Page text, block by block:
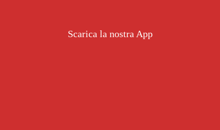
Scarica la nostra App